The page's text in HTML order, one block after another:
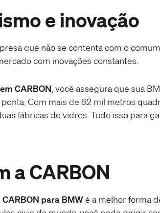
e inovação
que não se contenta com o
com inovações constantes.
CARBON , você assegura que sua
Com mais de 62 mil metros
fábricas de vidros. Tudo isso para
a CARBON
para BMWé a melhor forma